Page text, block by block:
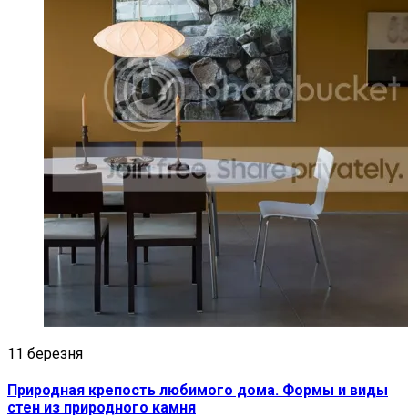
11 березня
Природная крепость любимого дома. Формы и виды
стен из природного камня